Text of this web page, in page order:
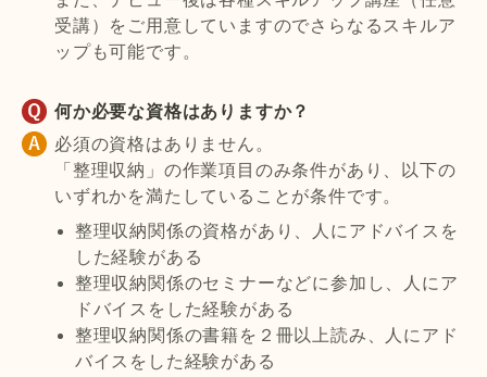
受講）をご用意していますのでさらなるスキルア
ップも可能です。
何か必要な資格はありますか？
必須の資格はありません。
「整理収納」の作業項目のみ条件があり、以下の
いずれかを満たしていることが条件です。
整理収納関係の資格があり、人にアドバイスを
した経験がある
整理収納関係のセミナーなどに参加し、人にア
ドバイスをした経験がある
整理収納関係の書籍を２冊以上読み、人にアド
バイスをした経験がある